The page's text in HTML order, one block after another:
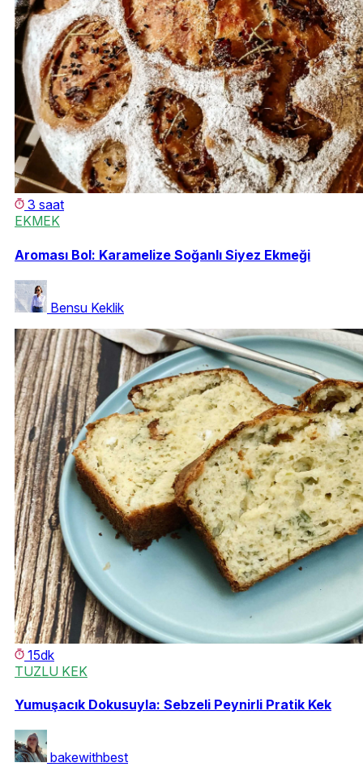
3 saat
EKMEK
Aroması Bol: Karamelize Soğanlı Siyez Ekmeği
Bensu Keklik
15dk
TUZLU KEK
Yumuşacık Dokusuyla: Sebzeli Peynirli Pratik Kek
bakewithbest